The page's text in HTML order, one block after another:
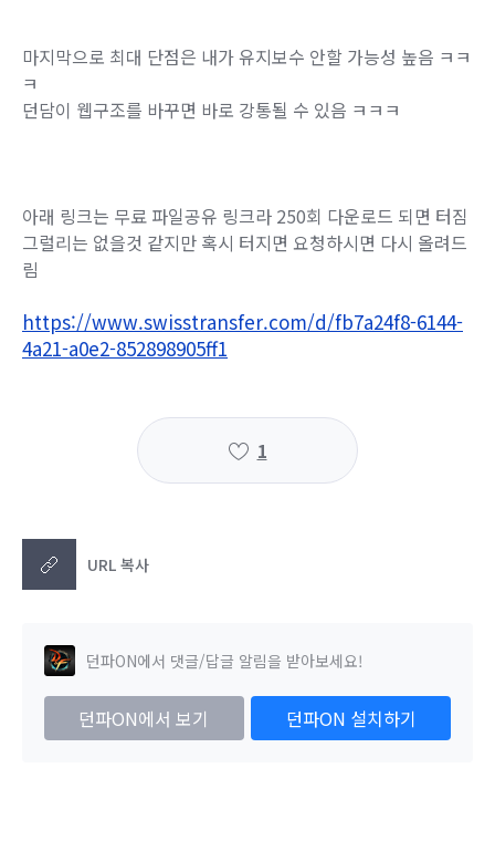
마지막으로 최대 단점은 내가 유지보수 안할 가능성 높음 ㅋㅋ
ㅋ
던담이 웹구조를 바꾸면 바로 강통될 수 있음 ㅋㅋㅋ
아래 링크는 무료 파일공유 링크라 250회 다운로드 되면 터짐
그럴리는 없을것 같지만 혹시 터지면 요청하시면 다시 올려드
림
https://www.swisstransfer.com/d/fb7a24f8-6144-
4a21-a0e2-852898905ff1
1
URL 복사
던파ON에서 댓글/답글 알림을 받아보세요!
던파ON에서 보기 던파ON 설치하기